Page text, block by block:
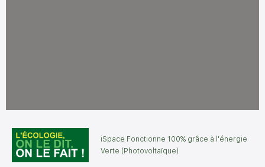
iSpace Fonctionne 100% grâce à l'énergie
Verte (Photovoltaïque)